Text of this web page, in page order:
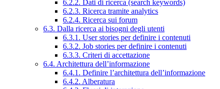
6.2.2. Dati di ricerca (search keywords)
6.2.3. Ricerca tramite analytics
6.2.4. Ricerca sui forum
6.3. Dalla ricerca ai bisogni degli utenti
6.3.1. User stories per definire i contenuti
6.3.2. Job stories per definire i contenuti
6.3.3. Criteri di accettazione
6.4. Architettura dell’informazione
6.4.1. Definire l’architettura dell’informazione
6.4.2. Alberatura